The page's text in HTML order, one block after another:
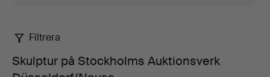
Skulptur
Filtrera
Skulptur på Stockholms Auktionsverk